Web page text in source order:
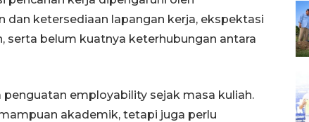
dan ketersediaan lapangan kerja, ekspektasi
serta belum kuatnya keterhubungan antara
employability sejak masa kuliah.
akademik, tetapi juga perlu